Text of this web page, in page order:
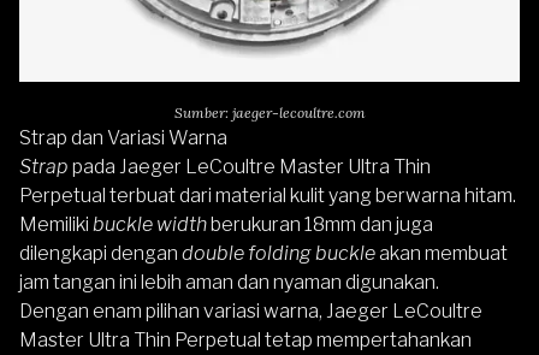
Sumber: jaeger-lecoultre.com
Strap dan Variasi Warna
Strap pada Jaeger LeCoultre Master Ultra Thin
Perpetual terbuat dari material kulit yang berwarna hitam.
Memiliki buckle widthberukuran 18mm dan juga
dilengkapi dengan double folding buckleakan membuat
jam tangan ini lebih aman dan nyaman digunakan.
Dengan enam pilihan variasi warna, Jaeger LeCoultre
Master Ultra Thin Perpetual tetap mempertahankan